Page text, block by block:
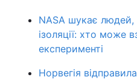
NASA шукає людей,
ізоляції: хто може
експерименті
Норвегія